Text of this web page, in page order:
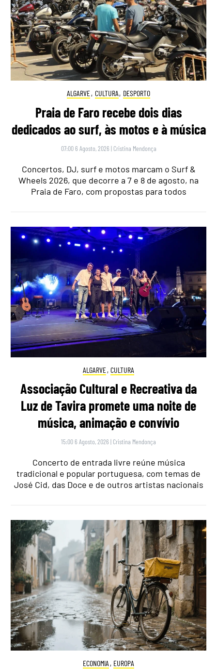
ALGARVE, CULTURA, DESPORTO
Praia de Faro recebe dois dias
dedicados ao surf, às motos e à música
07:00 6 Agosto, 2026 | Cristina Mendonça
Concertos, DJ, surf e motos marcam o Surf &
Wheels 2026, que decorre a 7 e 8 de agosto, na
Praia de Faro, com propostas para todos
ALGARVE, CULTURA
Associação Cultural e Recreativa da
Luz de Tavira promete uma noite de
música, animação e convívio
15:00 6 Agosto, 2026 | Cristina Mendonça
Concerto de entrada livre reúne música
tradicional e popular portuguesa, com temas de
José Cid, das Doce e de outros artistas nacionais
ECONOMIA , EUROPA